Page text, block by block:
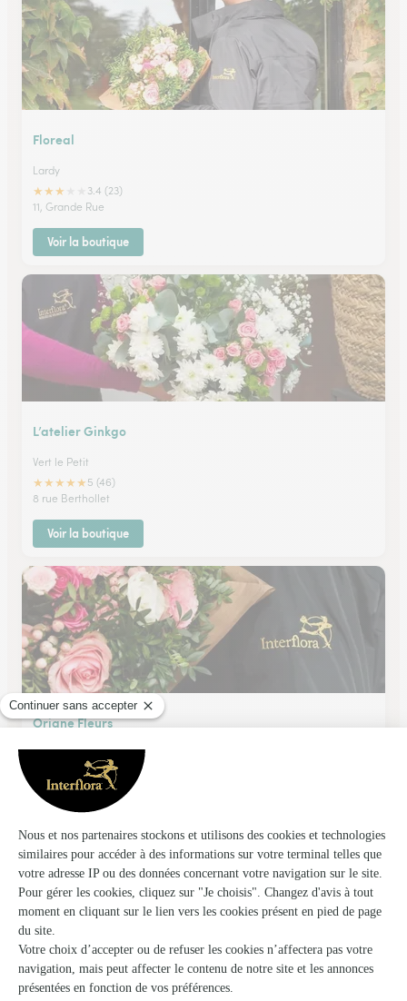
Floreal
Lardy
★★★
3.4 (23)
11, Grande Rue
Voir la boutique
L’atelier Ginkgo
Vert le Petit
★★★★★ 5 (46)
8 rue Berthollet
Voir la boutique
Oriane Fleurs
Bourron Marlotte
★4.4 (96)
65 rue du général de Gaulle